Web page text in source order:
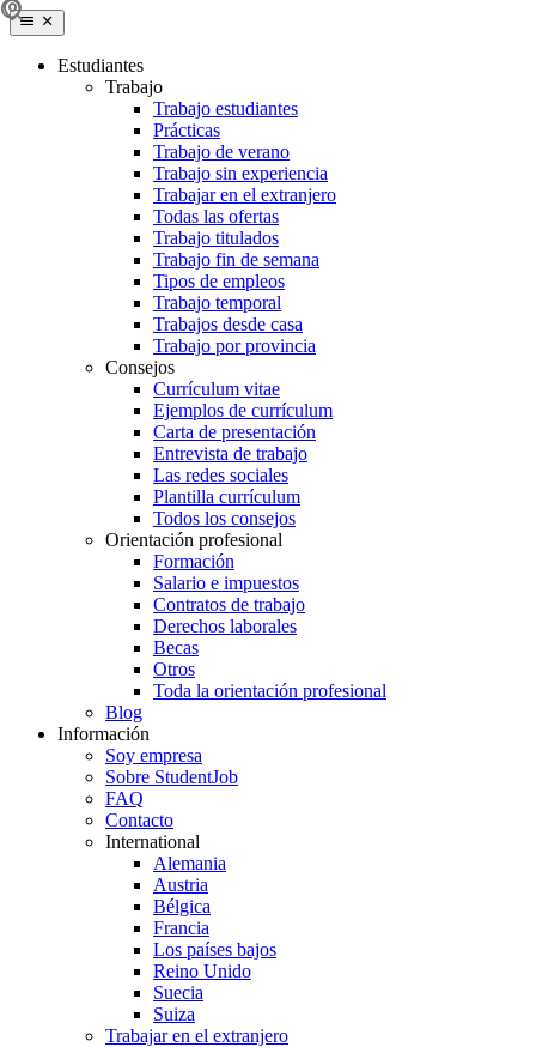
Estudiantes
Trabajo
Trabajo estudiantes
Prácticas
Trabajo de verano
Trabajo sin experiencia
Trabajar en el extranjero
Todas las ofertas
Trabajo titulados
Trabajo fin de semana
Tipos de empleos
Trabajo temporal
Trabajos desde casa
Trabajo por provincia
Consejos
Currículum vitae
Ejemplos de currículum
Carta de presentación
Entrevista de trabajo
Las redes sociales
Plantilla currículum
Todos los consejos
Orientación profesional
Formación
Salario e impuestos
Contratos de trabajo
Derechos laborales
Becas
Otros
Toda la orientación profesional
Blog
Información
Soy empresa
Sobre StudentJob
FAQ
Contacto
International
Alemania
Austria
Bélgica
Francia
Los países bajos
Reino Unido
Suecia
Suiza
Trabajar en el extranjero